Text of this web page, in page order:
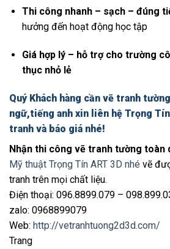
Thi công nhanh – sạch – đúng
hưởng đến hoạt động học tập
Giá hợp lý – hỗ trợ cho trường
thục nhỏ lẻ
Quý Khách hàng cần vẽ tranh
ngữ,tiếng anh xin liên hệ Trọng
tranh và báo giá nhé!
Nhận thi công vẽ tranh tường toàn
Mỹ thuật Trọng Tín ART 3D nhé vẽ
tranh trên mọi chất liệu.
Điện thoại: 096.8899.079 –
zalo: 0968899079
Web: http://vetranhtuong2d3d.com/
Trang